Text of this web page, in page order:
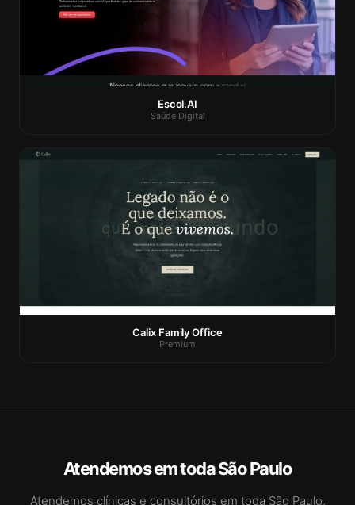
Escol.AI
Saúde Digital
Calix Family Office
Premium
Atendemos em toda São Paulo
Atendemos clínicas e consultórios em toda São Paulo,